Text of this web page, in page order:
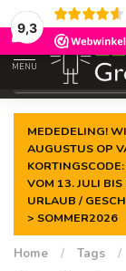
9,3
MENU
MEDEDELING!
AUGUSTUS OP
VOM 13. JULI
URLAUB /
> SOMMER2026
Home / Tags /